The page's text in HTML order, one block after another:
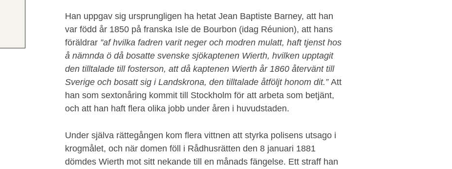
Han uppgav sig ursprungligen ha hetat Jean Baptiste Barney, att han
var född år 1850 på franska Isle de Bourbon (idag Réunion), att hans
föräldrar ”af hvilka fadren varit neger och modren mulatt, haft tjenst hos
å nämnda ö då bosatte svenske sjökaptenen Wierth, hvilken upptagit
den tilltalade till fosterson, att då kaptenen Wierth år 1860 återvänt till
Sverige och bosatt sig i Landskrona, den tilltalade åtföljt honom dit.” Att
han som sextonåring kommit till Stockholm för att arbeta som betjänt,
och att han haft flera olika jobb under åren i huvudstaden.
Under själva rättegången kom flera vittnen att styrka polisens utsago i
krogmålet, och när domen föll i Rådhusrätten den 8 januari 1881
dömdes Wierth mot sitt nekande till en månads fängelse. Ett straff han